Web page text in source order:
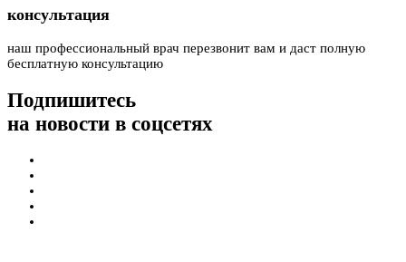
консультация
наш профессиональный врач перезвонит вам и даст полную
бесплатную консультацию
Подпишитесь
на новости в соцсетях